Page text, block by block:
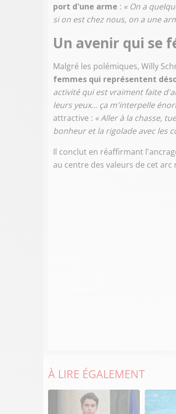
port d'une arme : « On a
si on est chez nous, on a une
Un avenir qui se
Malgré les polémiques, Willy
femmes qui représentent
activité qui est vraiment faite
leurs yeux... ça m'interpelle
attractive : « Aller à la chasse,
bonheur et la rigolade avec les
Il conclut en réaffirmant
au centre des valeurs de cet arc
À LIRE ÉGALEMENT